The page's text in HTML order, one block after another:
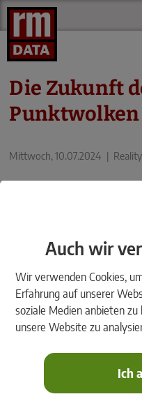
Auch wir
Wir verwenden Cookies,
Erfahrung auf unserer
soziale Medien anbieten
unsere Website zu
Ich
Die Zukunft
Punktwolken
Mittwoch, 10.07.2024 |
Laserscanning in Verbindung